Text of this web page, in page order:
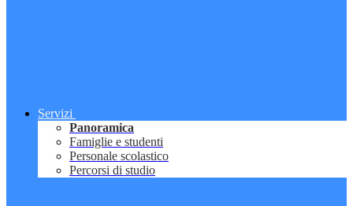
Servizi
Panoramica
Famiglie e studenti
Personale scolastico
Percorsi di studio